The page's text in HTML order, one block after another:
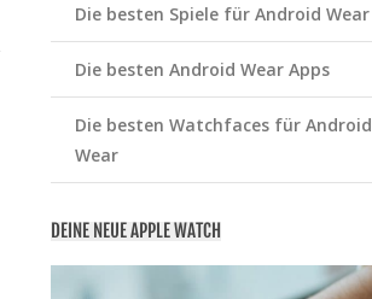
Die besten Spiele für Android Wear
Die besten Android Wear Apps
Die besten Watchfaces für Android
Wear
DEINE NEUE APPLE WATCH